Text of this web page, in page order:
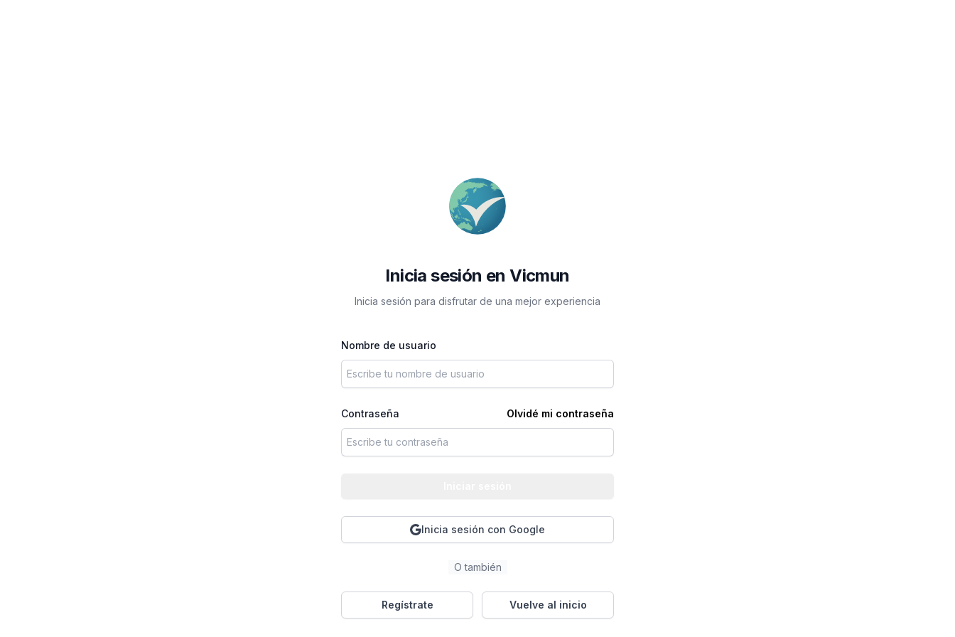
Inicia sesión en Vicmun
Inicia sesión para disfrutar de una mejor experiencia
Nombre de usuario
Contraseña Olvidé mi contraseña
Inicia sesión con Google
O también
Regístrate Vuelve al inicio